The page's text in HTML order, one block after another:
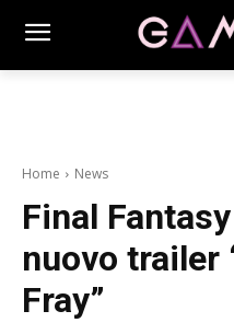
Home News
Final
nuovo trailer
Fray”